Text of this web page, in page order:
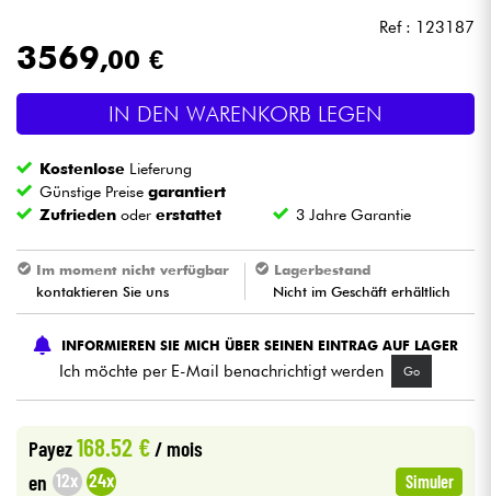
Licht
Drums
Blasinstrumente
Violinen & Quartett
Kabel & Zubehöre
Bundle
Ref : 123187
3569,00 €
IN DEN WARENKORB LEGEN
Kostenlose Lieferung
Günstige Preisegarantiert
Zufrieden odererstattet 3 Jahre Garantie
Im moment nicht verfügbar
kontaktieren Sie uns
Lagerbestand
Nicht im Geschäft erhältlich
INFORMIEREN SIE MICH ÜBER SEINEN EINTRAG AUF LAGER
Ich möchte per E-Mail benachrichtigt werden Go
Payez168.52 €/ mois
en 12x 24x Simuler